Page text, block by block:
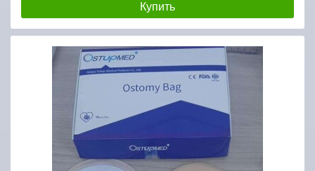
Купить